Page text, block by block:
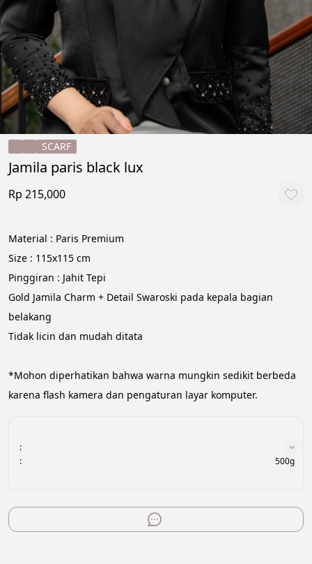
SCARF
Jamila paris black lux
Rp 215,000
Material : Paris Premium
Size : 115x115 cm
Pinggiran : Jahit Tepi
Gold Jamila Charm + Detail Swaroski pada kepala bagian
belakang
Tidak licin dan mudah ditata
*Mohon diperhatikan bahwa warna mungkin sedikit berbeda
karena flash kamera dan pengaturan layar komputer.
:
:
500g